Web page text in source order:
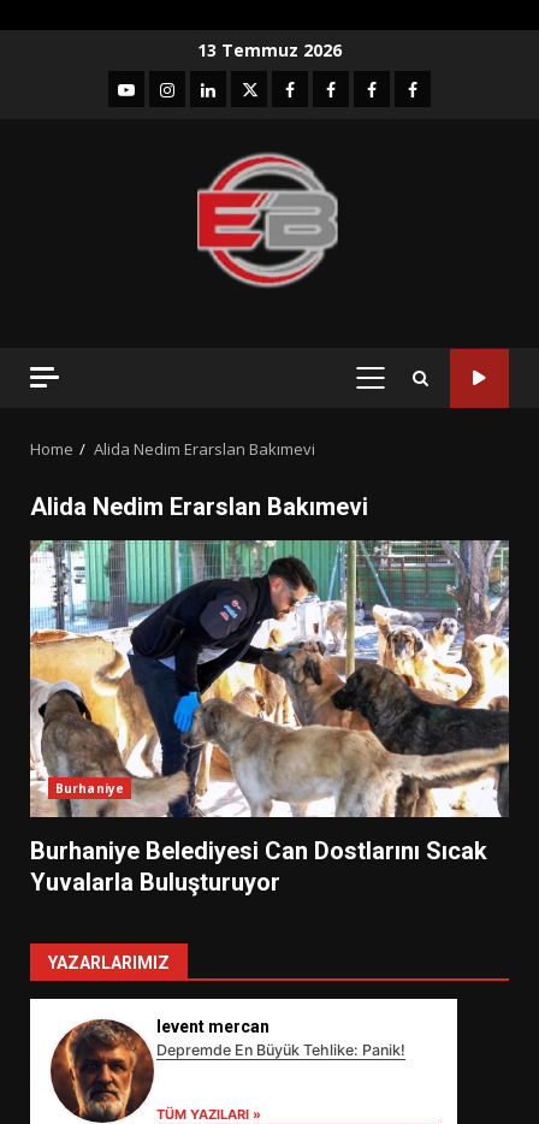
13 Temmuz 2026
YouTubeInstagram
LinkedIntwitterfacebook-Facebook-
Facebook-Facebook-
PRIMARY
Home Alida Nedim Erarslan Bakımevi
Alida Nedim Erarslan Bakımevi
Burhaniye
Burhaniye Belediyesi Can Dostlarını Sıcak
Yuvalarla Buluşturuyor
YAZARLARIMIZ
levent mercan
Depremde En Büyük Tehlike: Panik!
TÜM YAZILARI »